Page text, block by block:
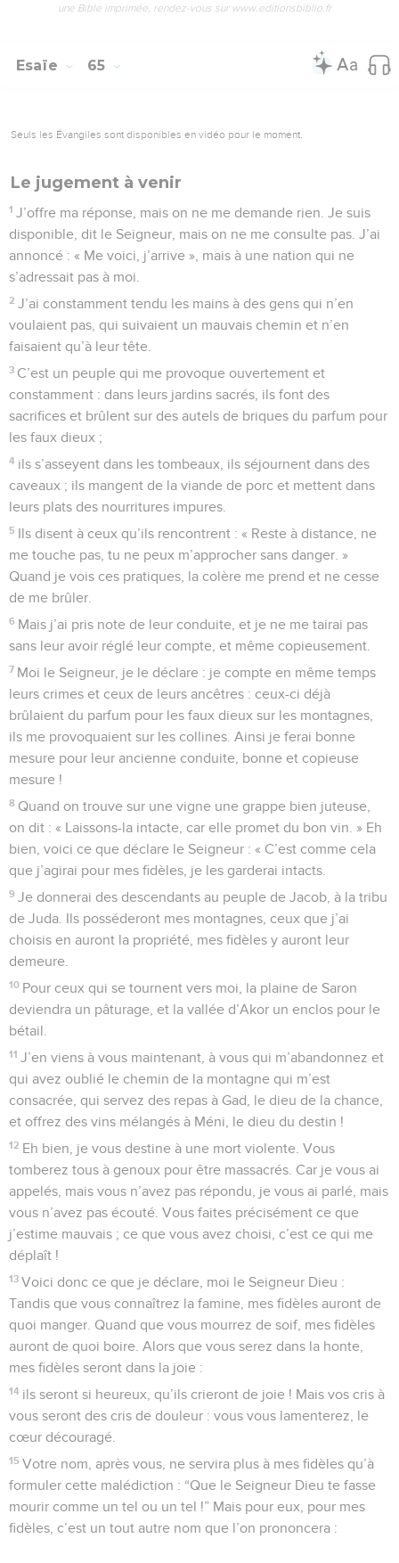
une Bible imprimée, rendez-vous sur www.editionsbiblio.fr
Esaïe 65
Seuls les Évangiles sont disponibles en vidéo pour le moment.
Le jugement à venir
1 J’offre ma réponse, mais on ne me demande rien. Je suis
disponible, dit le Seigneur, mais on ne me consulte pas. J’ai
annoncé : « Me voici, j’arrive », mais à une nation qui ne
s’adressait pas à moi.
2 J’ai constamment tendu les mains à des gens qui n’en
voulaient pas, qui suivaient un mauvais chemin et n’en
faisaient qu’à leur tête.
3 C’est un peuple qui me provoque ouvertement et
constamment : dans leurs jardins sacrés, ils font des
sacrifices et brûlent sur des autels de briques du parfum pour
les faux dieux ;
4 ils s’asseyent dans les tombeaux, ils séjournent dans des
caveaux ; ils mangent de la viande de porc et mettent dans
leurs plats des nourritures impures.
5 Ils disent à ceux qu’ils rencontrent : « Reste à distance, ne
me touche pas, tu ne peux m’approcher sans danger. »
Quand je vois ces pratiques, la colère me prend et ne cesse
de me brûler.
6 Mais j’ai pris note de leur conduite, et je ne me tairai pas
sans leur avoir réglé leur compte, et même copieusement.
7 Moi le Seigneur, je le déclare : je compte en même temps
leurs crimes et ceux de leurs ancêtres : ceux-ci déjà
brûlaient du parfum pour les faux dieux sur les montagnes,
ils me provoquaient sur les collines. Ainsi je ferai bonne
mesure pour leur ancienne conduite, bonne et copieuse
mesure !
8 Quand on trouve sur une vigne une grappe bien juteuse,
on dit : « Laissons-la intacte, car elle promet du bon vin. » Eh
bien, voici ce que déclare le Seigneur : « C’est comme cela
que j’agirai pour mes fidèles, je les garderai intacts.
9 Je donnerai des descendants au peuple de Jacob, à la tribu
de Juda. Ils posséderont mes montagnes, ceux que j’ai
choisis en auront la propriété, mes fidèles y auront leur
demeure.
10 Pour ceux qui se tournent vers moi, la plaine de Saron
deviendra un pâturage, et la vallée d’Akor un enclos pour le
bétail.
11 J’en viens à vous maintenant, à vous qui m’abandonnez et
qui avez oublié le chemin de la montagne qui m’est
consacrée, qui servez des repas à Gad, le dieu de la chance,
et offrez des vins mélangés à Méni, le dieu du destin !
12 Eh bien, je vous destine à une mort violente. Vous
tomberez tous à genoux pour être massacrés. Car je vous ai
appelés, mais vous n’avez pas répondu, je vous ai parlé, mais
vous n’avez pas écouté. Vous faites précisément ce que
j’estime mauvais ; ce que vous avez choisi, c’est ce qui me
déplaît !
13 Voici donc ce que je déclare, moi le Seigneur Dieu :
Tandis que vous connaîtrez la famine, mes fidèles auront de
quoi manger. Quand que vous mourrez de soif, mes fidèles
auront de quoi boire. Alors que vous serez dans la honte,
mes fidèles seront dans la joie :
14 ils seront si heureux, qu’ils crieront de joie ! Mais vos cris à
vous seront des cris de douleur : vous vous lamenterez, le
cœur découragé.
15 Votre nom, après vous, ne servira plus à mes fidèles qu’à
formuler cette malédiction : “Que le Seigneur Dieu te fasse
mourir comme un tel ou un tel !” Mais pour eux, pour mes
fidèles, c’est un tout autre nom que l’on prononcera :